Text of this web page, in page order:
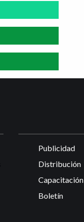
Publicidad
Distribución
Capacitación
Boletín